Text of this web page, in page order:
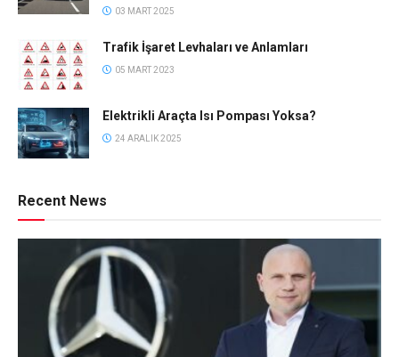
03 MART 2025
Trafik İşaret Levhaları ve Anlamları
05 MART 2023
Elektrikli Araçta Isı Pompası Yoksa?
24 ARALIK 2025
Recent News